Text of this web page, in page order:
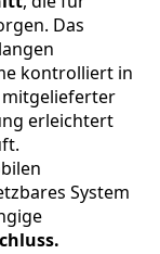
Das
langen
kontrolliert in
mitgelieferter
erleichtert
System